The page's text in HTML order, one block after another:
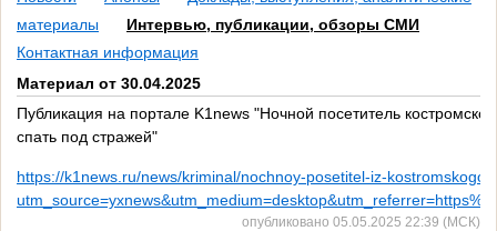
материалы
Интервью, публикации, обзоры СМИ
Контактная информация
Материал от 30.04.2025
Публикация на портале K1news "Ночной посетитель
спать под стражей"
https://k1news.ru/news/kriminal/nochnoy-posetitel-iz-
опубликовано 05.05.2025 22:39 (МСК)